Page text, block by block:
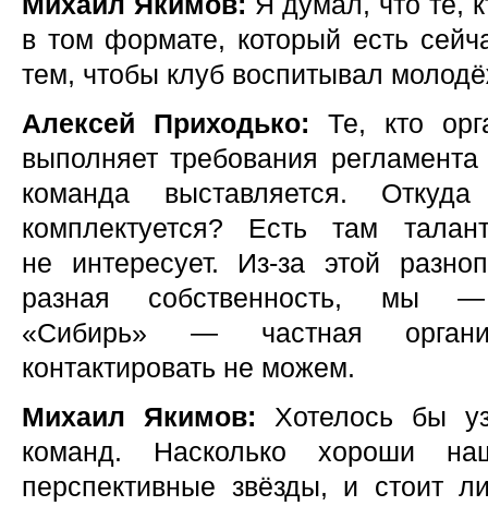
в том формате, который есть
тем, чтобы клуб воспитывал
Алексей Приходько: Те, кто
выполняет требования
команда выставляется.
комплектуется? Есть там
не интересует. Из-за этой
разная собственность, мы
«Сибирь» — частная
контактировать не можем.
Михаил Якимов: Хотелось бы
команд. Насколько хороши
перспективные звёзды, и стоит